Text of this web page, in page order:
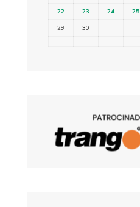
22
23 24 25
29
30